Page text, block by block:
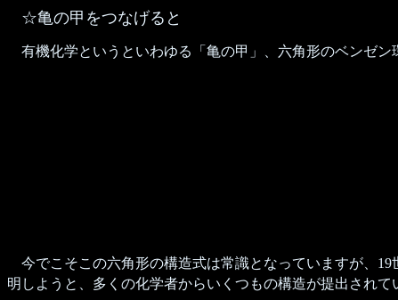
☆亀の甲をつなげると
有機化学というといわゆる「亀の甲」、六角形のベンゼン
今でこそこの六角形の構造式は常識となっていますが、
明しようと、多くの化学者からいくつもの構造が提出されて